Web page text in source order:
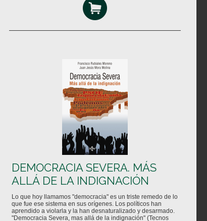
DEMOCRACIA SEVERA. MÁS
ALLÁ DE LA INDIGNACIÓN
Lo que hoy llamamos "democracia" es un triste remedo de lo
que fue ese sistema en sus orígenes. Los políticos han
aprendido a violarla y la han desnaturalizado y desarmado.
"Democracia Severa, mas allá de la indignación" (Tecnos